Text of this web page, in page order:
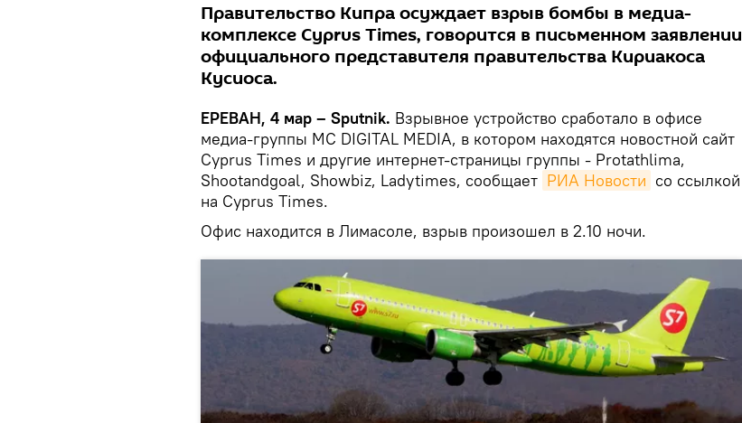
Правительство Кипра осуждает взрыв бомбы в медиа-
комплексе Cyprus Times, говорится в письменном заявлении
официального представителя правительства Кириакоса
Кусиоса.
ЕРЕВАН, 4 мар – Sputnik. Взрывное устройство сработало в офисе
медиа-группы MC DIGITAL MEDIA, в котором находятся новостной сайт
Cyprus Times и другие интернет-страницы группы - Protathlima,
Shootandgoal, Showbiz, Ladytimes, сообщает РИА Новости со ссылкой
на Cyprus Times.
Офис находится в Лимасоле, взрыв произошел в 2.10 ночи.